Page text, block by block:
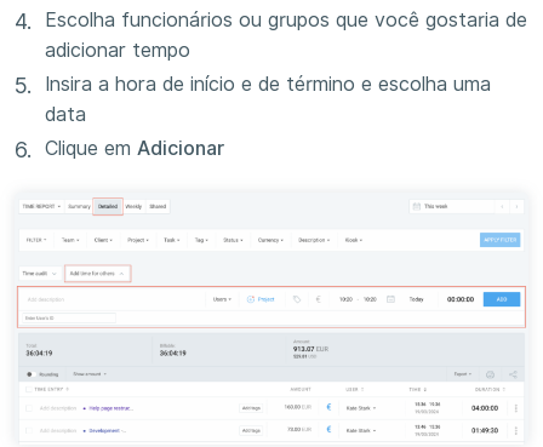
Escolha funcionários ou grupos que você gostaria de
adicionar tempo
Insira a hora de início e de término e escolha uma
data
Clique em Adicionar